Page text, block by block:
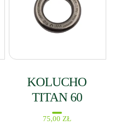
KOLUCHO
TITAN 60
75,00 ZŁ